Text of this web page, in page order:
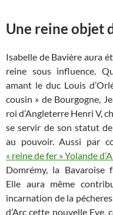
Une reine objet
Isabelle de Bavière aura
reine sous influence.
amant le duc Louis
cousin » de Bourgogne,
roi d’Angleterre Henri V,
se servir de son statut
au pouvoir. Aussi par
« reine de fer » Yolande
Domrémy, la Bavaroise
Elle aura même
incarnation de la
d’Arc cette nouvelle Eve,